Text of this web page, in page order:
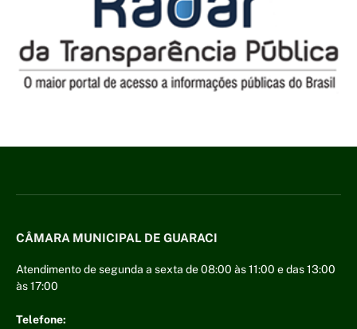
CÂMARA MUNICIPAL DE GUARACI
Atendimento de segunda a sexta de 08:00 às 11:00 e das 13:00
às 17:00
Telefone: